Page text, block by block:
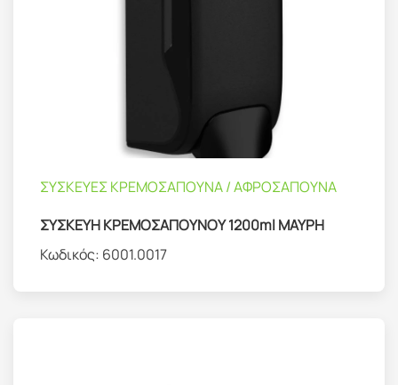
ΣΥΣΚΕΥΕΣ ΚΡΕΜΟΣΑΠΟΥΝΑ / ΑΦΡΟΣΑΠΟΥΝΑ
ΣΥΣΚΕΥΗ ΚΡΕΜΟΣΑΠΟΥΝΟΥ 1200ml ΜΑΥΡΗ
Κωδικός: 6001.0017